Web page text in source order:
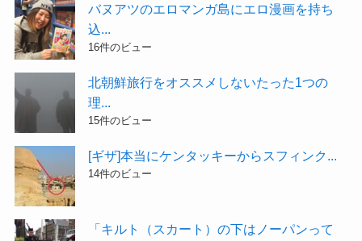
バヌアツのエロマンガ島にエロ漫画を持ち
込...
16件のビュー
北朝鮮旅行をオススメしないたった1つの
理...
15件のビュー
[ギザ]本当にケンタッキーからスフィンク...
14件のビュー
「キルト（スカート）の下はノーパンって